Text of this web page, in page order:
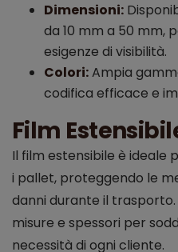
Dimensioni:
da 10 mm a 50 mm,
esigenze di visibilità.
Colori:Ampia
codifica efficace e
Film
Il film estensibile è ideale
i pallet, proteggendo le
danni durante il
misure e spessori per
necessità di ogni cliente.